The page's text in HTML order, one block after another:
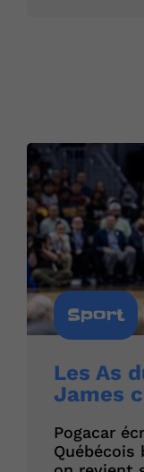
Sport
Les As
James
Pogacar